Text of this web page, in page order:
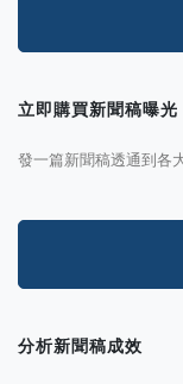
立即購買新聞稿曝光
發一篇新聞稿透通到各
分析新聞稿成效